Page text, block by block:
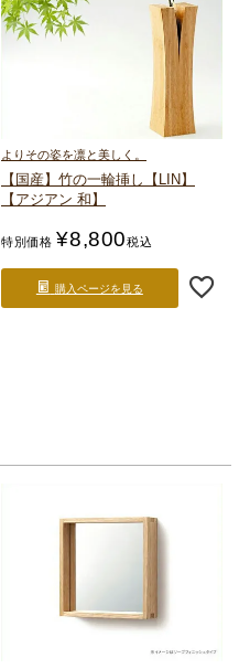
よりその姿を凛と美しく。
【国産】竹の一輪挿し【LIN】
【アジアン 和】
特別価格 ¥8,800税込
購入ページを見る